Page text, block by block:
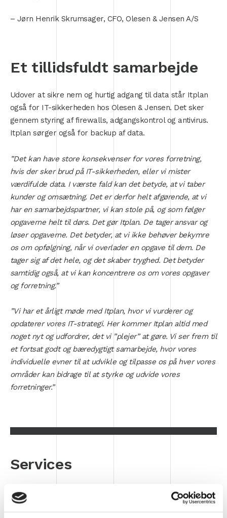
– Jørn Henrik Skrumsager, CFO, Olesen & Jensen A/S
Et tillidsfuldt samarbejde
Udover at sikre nem og hurtig adgang til data står Itplan
også for IT-sikkerheden hos Olesen & Jensen. Det sker
gennem styring af firewalls, adgangskontrol og antivirus.
Itplan sørger også for backup af data.
”Det kan have store konsekvenser for vores forretning,
hvis der sker brud på IT-sikkerheden, eller vi mister
værdifulde data. I værste fald kan det betyde, at vi taber
kunder og omsætning. Det er derfor helt afgørende, at vi
har en samarbejdspartner, vi kan stole på, og som følger
opgaverne helt til dørs. Det gør Itplan. De tager ansvar og
løser opgaverne. Det betyder, at vi ikke behøver bekymre
os om opfølgning, når vi overlader en opgave til dem. De
tager sig af det hele, og det skaber tryghed. Det betyder
samtidig også, at vi kan koncentrere os om vores opgaver
og forretning.”
”Vi har et årligt møde med Itplan, hvor vi vurderer og
opdaterer vores IT-strategi. Her kommer Itplan altid med
noget nyt og udfordrer, det vi ”plejer” at gøre. Vi ser frem til
et fortsat godt og bæredygtigt samarbejde, hvor vores
individuelle evner til at udvikle og tilpasse os på hver vores
områder kan bidrage til at styrke og udvide vores
forretninger.”
Services